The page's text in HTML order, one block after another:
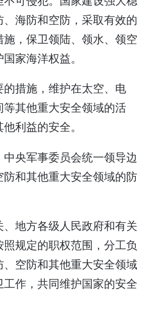
海防和空防，采取有效的
，保卫领陆、领水、领空
家海洋权益。
的措施，维护在太空、电
其他重大安全领域的活
利益的安全。
央军事委员会统一领导边
防和其他重大安全领域的防
地方各级人民政府和有关
规定的职权范围，分工负
空防和其他重大安全领域
作，共同维护国家的安全